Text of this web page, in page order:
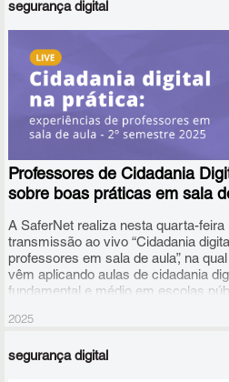
mais seguro e aberto, entre outros
segurança digital
Professores de Cidadania
sobre boas práticas em sala
A SaferNet realiza nesta quarta-feira
transmissão ao vivo “Cidadania
professores em sala de aula”, na
vêm aplicando aulas de cidadania
fundamental e médio em escolas
e Sul do país trocarão ideias sobre
2025
segurança digital